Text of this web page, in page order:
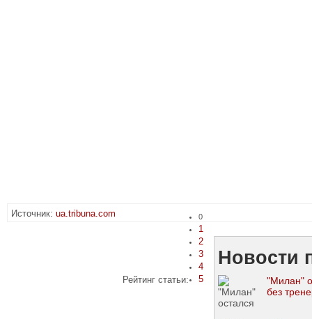
Источник: ua.tribuna.com
Рейтинг статьи:
0
1
2
3
4
5
Новости
"Милан"
без